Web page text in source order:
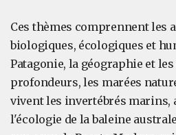
Ces thèmes comprennent les
biologiques, écologiques et
Patagonie, la géographie et
profondeurs, les marées
vivent les invertébrés marins,
l'écologie de la baleine